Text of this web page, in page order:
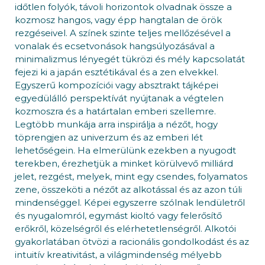
időtlen folyók, távoli horizontok olvadnak össze a
kozmosz hangos, vagy épp hangtalan de örök
rezgéseivel. A színek szinte teljes mellőzésével a
vonalak és ecsetvonások hangsúlyozásával a
minimalizmus lényegét tükrözi és mély kapcsolatát
fejezi ki a japán esztétikával és a zen elvekkel.
Egyszerű kompozíciói vagy absztrakt tájképei
egyedülálló perspektívát nyújtanak a végtelen
kozmoszra és a határtalan emberi szellemre.
Legtöbb munkája arra inspirálja a nézőt, hogy
töprengjen az univerzum és az emberi lét
lehetőségein. Ha elmerülünk ezekben a nyugodt
terekben, érezhetjük a minket körülvevő milliárd
jelet, rezgést, melyek, mint egy csendes, folyamatos
zene, összeköti a nézőt az alkotással és az azon túli
mindenséggel. Képei egyszerre szólnak lendületről
és nyugalomról, egymást kioltó vagy felerősítő
erőkről, közelségről és elérhetetlenségről. Alkotói
gyakorlatában ötvözi a racionális gondolkodást és az
intuitív kreativitást, a világmindenség mélyebb